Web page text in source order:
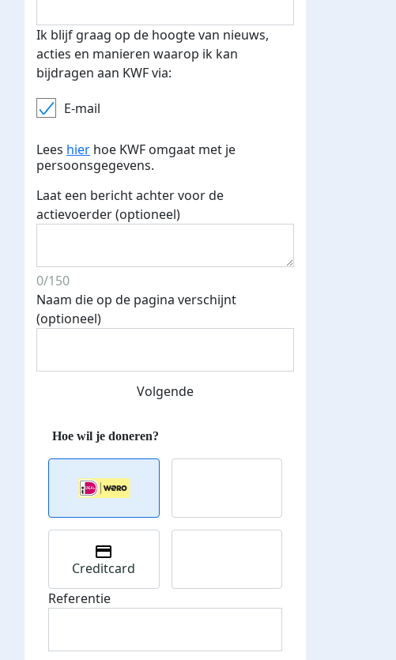
Ik blijf graag op de hoogte van nieuws,
acties en manieren waarop ik kan
bijdragen aan KWF via:
E-mail
Lees hier hoe KWF omgaat met je
persoonsgegevens.
Laat een bericht achter voor de
actievoerder (optioneel)
0/150
Naam die op de pagina verschijnt
(optioneel)
Volgende
Creditcard
Referentie